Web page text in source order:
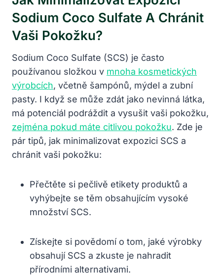
Sodium Coco Sulfate A Chránit
Vaši Pokožku?
Sodium Coco Sulfate (SCS) je často
používanou složkou v mnoha kosmetických
výrobcích, včetně šampónů, mýdel a zubní
pasty. I když se může zdát jako nevinná látka,
má potenciál podráždit a vysušit vaši pokožku,
zejména pokud máte citlivou pokožku. Zde je
pár tipů, jak minimalizovat expozici SCS a
chránit vaši pokožku:
Přečtěte si pečlivě etikety produktů a
vyhýbejte se těm obsahujícím vysoké
množství SCS.
Získejte si povědomí o tom, jaké výrobky
obsahují SCS a zkuste je nahradit
přírodními alternativami.